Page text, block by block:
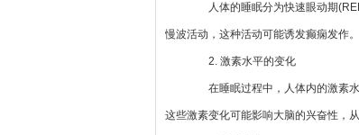
人体的睡眠分为快速眼动期
慢波活动，这种活动可能诱发癫痫发作。
2. 激素水平的变化
在睡眠过程中，人体内的激素水
这些激素变化可能影响大脑的兴奋性，从